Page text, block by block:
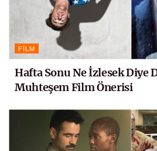
FILM
Hafta Sonu Ne İzlesek Diye
Muhteşem Film Önerisi